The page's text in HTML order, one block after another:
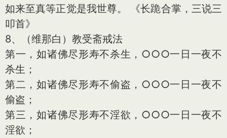
如来至真等正觉是我世尊。 《长跪合掌，三说三
叩首》
8、（维那白）教受斋戒法
第一，如诸佛尽形寿不杀生，○○○一日一夜不
杀生；
第二，如诸佛尽形寿不偷盗，○○○一日一夜不
偷盗；
第三，如诸佛尽形寿不淫欲，○○○一日一夜不
淫欲；